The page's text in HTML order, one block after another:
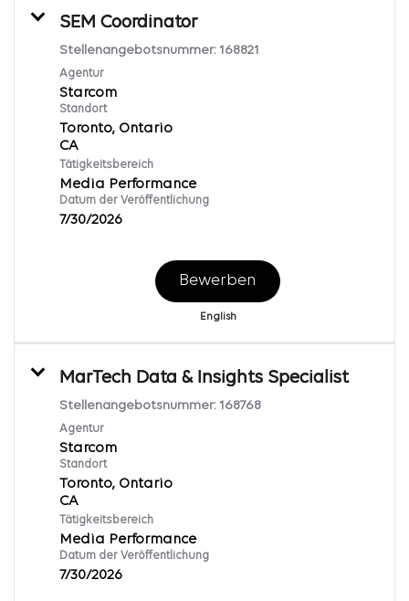
SEM Coordinator
Stellenangebotsnummer: 168821
Agentur
Starcom
Standort
Toronto, Ontario
Tätigkeitsbereich
Media Performance
Datum der Veröffentlichung
7/30/2026
Bewerben
English
MarTech Data & Insights Specialist
Stellenangebotsnummer: 168768
Agentur
Starcom
Standort
Toronto, Ontario
Tätigkeitsbereich
Media Performance
Datum der Veröffentlichung
7/30/2026